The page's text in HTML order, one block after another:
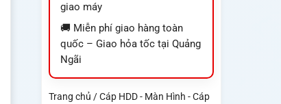
giao máy
🚚 Miễn phí giao hàng toàn
quốc – Giao hỏa tốc tại Quảng
Ngãi
Trang chủ / Cáp HDD - Màn Hình - Cáp